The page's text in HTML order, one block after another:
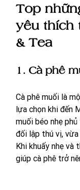
Top
yêu thích
& Tea
1. Cà phê
Cà phê muối là
lựa chọn khi đến
muối béo nhẹ
đối lập thú vị,
Khi khuấy nhẹ
giúp cà phê trở